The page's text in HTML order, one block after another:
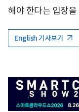
해야 한다는 입장을
English 기사보기